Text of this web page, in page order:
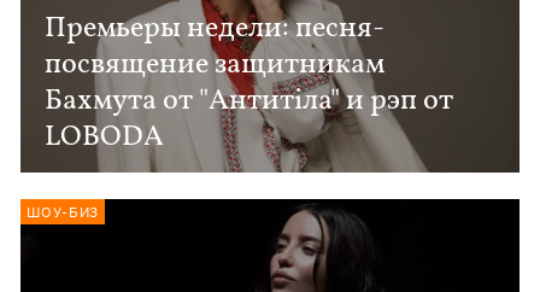
Премьеры недели: песня-
посвящение защитникам
Бахмута от "Антитіла" и рэп от
LOBODA
ШОУ-БИЗ